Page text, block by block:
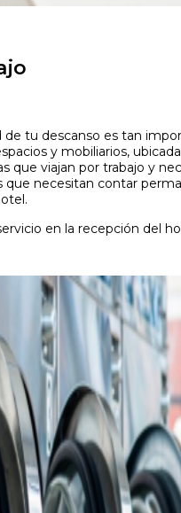
tu descanso es tan
y mobiliarios,
que viajan por trabajo y
que necesitan contar
en la recepción del